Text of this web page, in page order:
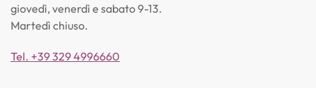
giovedì, venerdì e sabato 9-13.
Martedì chiuso.
Tel. +39 329 4996660